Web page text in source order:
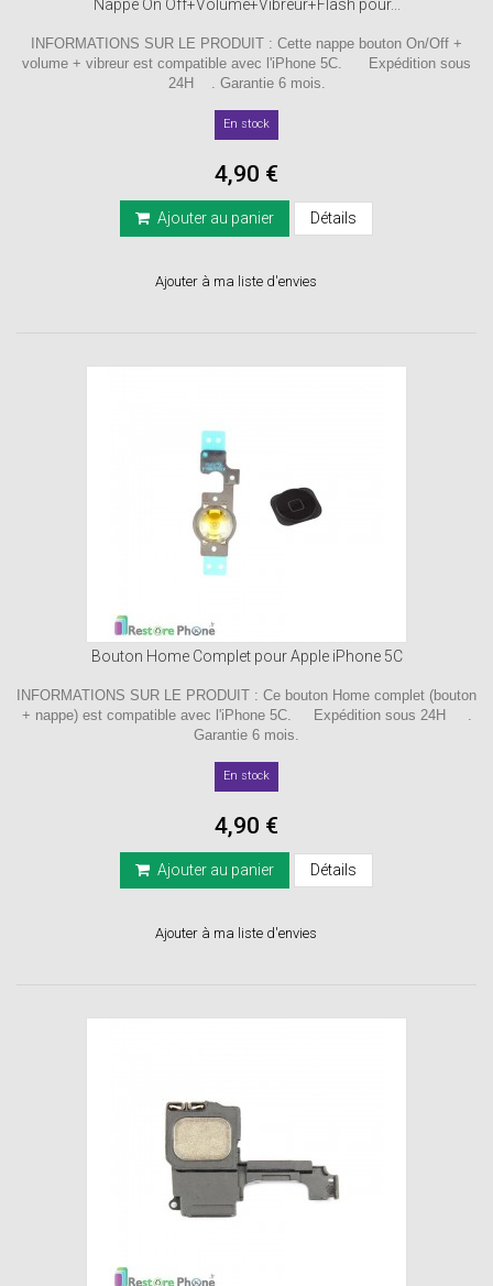
Nappe On Off+Volume+Vibreur+Flash pour...
INFORMATIONS SUR LE PRODUIT : Cette nappe bouton On/Off +
volume + vibreur est compatible avec l'iPhone 5C. Expédition sous
24H . Garantie 6 mois.
En stock
4,90 €
Ajouter au panier Détails
Ajouter à ma liste d'envies
Bouton Home Complet pour Apple iPhone 5C
INFORMATIONS SUR LE PRODUIT : Ce bouton Home complet (bouton
+ nappe) est compatible avec l'iPhone 5C. Expédition sous 24H .
Garantie 6 mois.
En stock
4,90 €
Ajouter au panier Détails
Ajouter à ma liste d'envies